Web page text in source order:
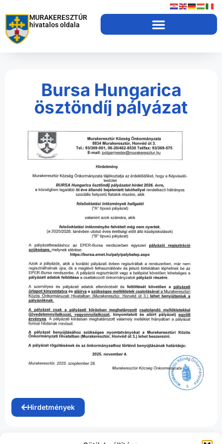
MURAKERESZTÚR
hivatalos oldala
Bursa Hungarica
ösztöndíj pályázat
Hirdetmények